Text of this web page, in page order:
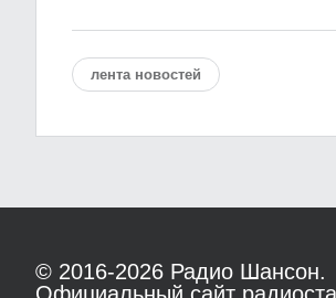
лента новостей
© 2016-2026 Радио Шансон.